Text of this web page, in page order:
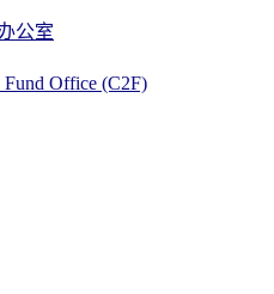
公室
Fund Office (C2F)